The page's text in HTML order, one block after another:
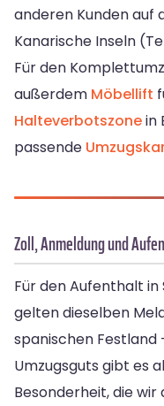
anderen Kunden auf
Kanarische Inseln
Für den
außerdem Möbellift
Halteverbotszonein
passende
Zoll, Anmeldung und
Für den Aufenthalt in
gelten dieselben
spanischen
Umzugsguts gibt es
Besonderheit, die